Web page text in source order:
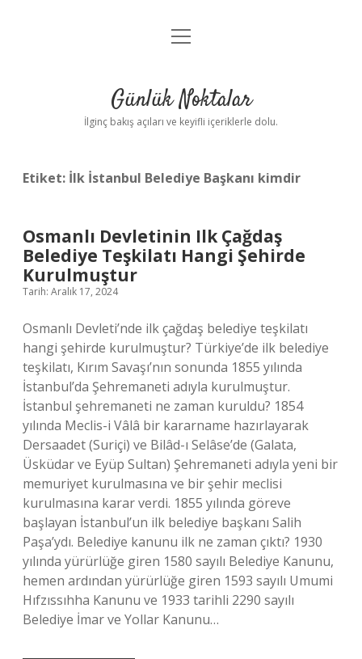
Anasayfa
Yasal Uyarı
menüyü
Günlük Noktalar
İlginç bakış açıları ve keyifli içeriklerle dolu.
Etiket: İlk İstanbul Belediye Başkanı kimdir
Osmanlı Devletinin Ilk Çağdaş
Belediye Teşkilatı Hangi Şehirde
Kurulmuştur
Tarih: Aralık 17, 2024
Osmanlı Devleti’nde ilk çağdaş belediye teşkilatı
hangi şehirde kurulmuştur? Türkiye’de ilk belediye
teşkilatı, Kırım Savaşı’nın sonunda 1855 yılında
İstanbul’da Şehremaneti adıyla kurulmuştur.
İstanbul şehremaneti ne zaman kuruldu? 1854
yılında Meclis-i Vâlâ bir kararname hazırlayarak
Dersaadet (Suriçi) ve Bilâd-ı Selâse’de (Galata,
Üsküdar ve Eyüp Sultan) Şehremaneti adıyla yeni bir
memuriyet kurulmasına ve bir şehir meclisi
kurulmasına karar verdi. 1855 yılında göreve
başlayan İstanbul’un ilk belediye başkanı Salih
Paşa’ydı. Belediye kanunu ilk ne zaman çıktı? 1930
yılında yürürlüğe giren 1580 sayılı Belediye Kanunu,
hemen ardından yürürlüğe giren 1593 sayılı Umumi
Hıfzıssıhha Kanunu ve 1933 tarihli 2290 sayılı
Belediye İmar ve Yollar Kanunu…